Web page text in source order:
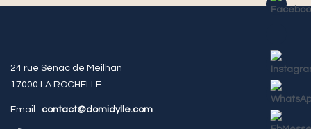
24 rue Sénac de Meilhan
17000 LA ROCHELLE
Email : contact@domidylle.com